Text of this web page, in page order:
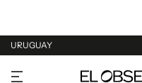
URUGUAY
URUGUAY